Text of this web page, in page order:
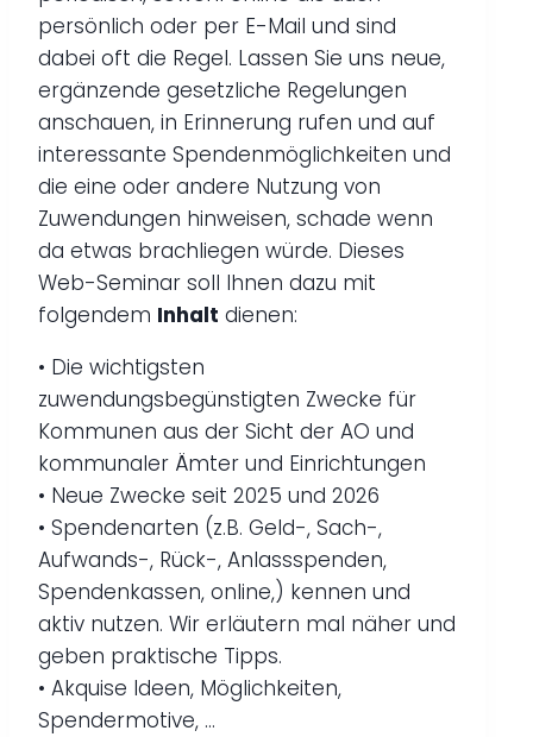
persönlich oder per E-Mail und sind
dabei oft die Regel. Lassen Sie uns neue,
ergänzende gesetzliche Regelungen
anschauen, in Erinnerung rufen und auf
interessante Spendenmöglichkeiten und
die eine oder andere Nutzung von
Zuwendungen hinweisen, schade wenn
da etwas brachliegen würde. Dieses
Web-Seminar soll Ihnen dazu mit
folgendem Inhalt dienen:
• Die wichtigsten
zuwendungsbegünstigten Zwecke für
Kommunen aus der Sicht der AO und
kommunaler Ämter und Einrichtungen
• Neue Zwecke seit 2025 und 2026
• Spendenarten (z.B. Geld-, Sach-,
Aufwands-, Rück-, Anlassspenden,
Spendenkassen, online,) kennen und
aktiv nutzen. Wir erläutern mal näher und
geben praktische Tipps.
• Akquise Ideen, Möglichkeiten,
Spendermotive, …